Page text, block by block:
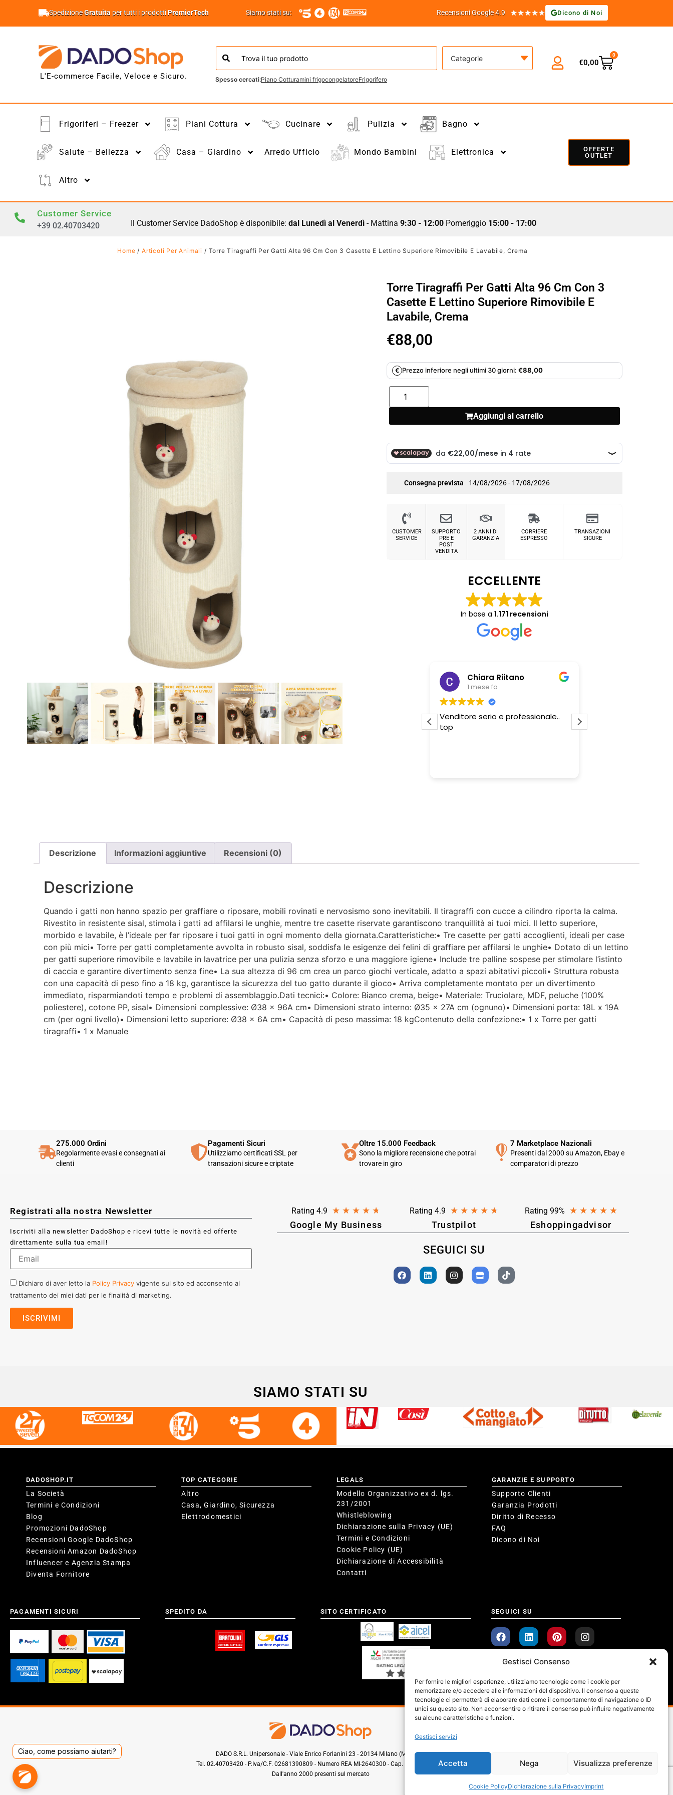
Gestisci Consenso
Per fornire le migliori esperienze, utilizziamo tecnologie come i cookie per
memorizzare e/o accedere alle informazioni del dispositivo. Il consenso a queste
tecnologie ci permetterà di elaborare dati come il comportamento di navigazione o ID
unici su questo sito. Non acconsentire o ritirare il consenso può influire negativamente
su alcune caratteristiche e funzioni.
Gestisci servizi
Accetta Nega Visualizza preferenze
Cookie PolicyDichiarazione sulla PrivacyImprint
SpedizioneGratuita per tutti i prodottiPremierTech Siamo stati su: Recensioni Google 4.9 ★★★★★ Dicono di Noi
L'E-commerce Facile, Veloce e Sicuro.
Categorie
Spesso cercati:Piano Cotturamini frigocongelatoreFrigorifero
€0,00
0
Frigoriferi – Freezer Piani Cottura Cucinare Pulizia Bagno
Salute – Bellezza Casa – Giardino Arredo Ufficio Mondo Bambini Elettronica
Altro
OFFERTE
OUTLET
Customer Service
+39 02.40703420 Il Customer Service DadoShop è disponibile: dal Lunedì al Venerdì- Mattina 9:30 - 12:00Pomeriggio 15:00 - 17:00
Home /Articoli Per Animali / Torre Tiragraffi Per Gatti Alta 96 Cm Con 3 Casette E Lettino Superiore Rimovibile E Lavabile, Crema
Torre Tiragraffi Per Gatti Alta 96 Cm Con 3
Casette E Lettino Superiore Rimovibile E
Lavabile, Crema
€88,00
€ Prezzo inferiore negli ultimi 30 giorni: €88,00
Aggiungi al carrello
Consegna prevista 14/08/2026 - 17/08/2026
CUSTOMER
SERVICE
SUPPORTO
PRE E
POST
VENDITA
2 ANNI DI
GARANZIA
CORRIERE
ESPRESSO
TRANSAZIONI
SICURE
ECCELLENTE
In base a 1.171 recensioni
2 settimane fa
Pessima esperienza.
Ho acquistato due poltrone, ma
stato comunicato che erano in
corriere. Da allora nessun
Per un'azienda che vende
esclusivamente online, mi
aspettavo un servizio clienti molto
più efficiente. L'assistenza è
disponibile solo in fasce orarie
molto limitate e, nel mio caso, la
gestione del post-vendita è stata
lenta e poco rassicurante.
Un errore nella spedizione può
capitare, ma è il modo in cui viene
Chiara Riitano
1 mese fa
Venditore serio e professionale..
top
Descrizione Informazioni aggiuntive Recensioni (0)
Descrizione
Quando i gatti non hanno spazio per graffiare o riposare, mobili rovinati e nervosismo sono inevitabili. Il tiragraffi con cucce a cilindro riporta la calma.
Rivestito in resistente sisal, stimola i gatti ad affilarsi le unghie, mentre tre casette riservate garantiscono tranquillità ai tuoi mici. Il letto superiore,
morbido e lavabile, è l’ideale per far riposare i tuoi gatti in ogni momento della giornata.Caratteristiche:• Tre casette per gatti accoglienti, ideali per case
con più mici• Torre per gatti completamente avvolta in robusto sisal, soddisfa le esigenze dei felini di graffiare per affilarsi le unghie• Dotato di un lettino
per gatti superiore rimovibile e lavabile in lavatrice per una pulizia senza sforzo e una maggiore igiene• Include tre palline sospese per stimolare l’istinto
di caccia e garantire divertimento senza fine• La sua altezza di 96 cm crea un parco giochi verticale, adatto a spazi abitativi piccoli• Struttura robusta
con una capacità di peso fino a 18 kg, garantisce la sicurezza del tuo gatto durante il gioco• Arriva completamente montato per un divertimento
immediato, risparmiandoti tempo e problemi di assemblaggio.Dati tecnici:• Colore: Bianco crema, beige• Materiale: Truciolare, MDF, peluche (100%
poliestere), cotone PP, sisal• Dimensioni complessive: Ø38 x 96A cm• Dimensioni strato interno: Ø35 x 27A cm (ognuno)• Dimensioni porta: 18L x 19A
cm (per ogni livello)• Dimensioni letto superiore: Ø38 x 6A cm• Capacità di peso massima: 18 kgContenuto della confezione:• 1 x Torre per gatti
tiragraffi• 1 x Manuale
275.000 Ordini
Regolarmente evasi e consegnati ai
clienti
Pagamenti Sicuri
Utilizziamo certificati SSL per
transazioni sicure e criptate
Oltre 15.000 Feedback
Sono la migliore recensione che potrai
trovare in giro
7 Marketplace Nazionali
Presenti dal 2000 su Amazon, Ebay e
comparatori di prezzo
Registrati alla nostra Newsletter
Iscriviti alla newsletter DadoShop e ricevi tutte le novità ed offerte
direttamente sulla tua email!
Dichiaro di aver letto la Policy Privacy vigente sul sito ed acconsento al
trattamento dei miei dati per le finalità di marketing.
Rating 4.9 ★ ★ ★ ★ ★
Google My Business
Rating 4.9 ★ ★ ★ ★ ★
Trustpilot
Rating 99% ★ ★ ★ ★ ★
Eshoppingadvisor
SEGUICI SU
SIAMO STATI SU
DADOSHOP.IT
La Società
Termini e Condizioni
Blog
Promozioni DadoShop
Recensioni Google DadoShop
Recensioni Amazon DadoShop
Influencer e Agenzia Stampa
Diventa Fornitore
TOP CATEGORIE
Altro
Casa, Giardino, Sicurezza
Elettrodomestici
LEGALS
Modello Organizzativo ex d. lgs.
231/2001
Whistleblowing
Dichiarazione sulla Privacy (UE)
Termini e Condizioni
Cookie Policy (UE)
Dichiarazione di Accessibilità
Contatti
GARANZIE E SUPPORTO
Supporto Clienti
Garanzia Prodotti
Diritto di Recesso
FAQ
Dicono di Noi
PAGAMENTI SICURI SPEDITO DA SITO CERTIFICATO SEGUICI SU
DADO S.R.L. Unipersonale - Viale Enrico Forlanini 23 - 20134 Milano (MI) - Italy
Tel. 02.40703420 - P.Iva/C.F. 02681390809 - Numero REA MI-2640300 - Cap. Soc. € 110.000
Dall'anno 2000 presenti sul mercato
Ciao, come possiamo aiutarti?